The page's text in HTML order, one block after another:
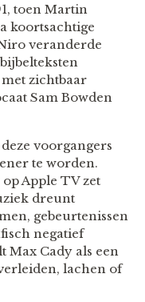
toen Martin
koortsachtige
veranderde
zichtbaar
Sam Bowden
voorgangers
te worden.
Apple TV zet
dreunt
gebeurtenissen
negatief
Max Cady als een
lachen of